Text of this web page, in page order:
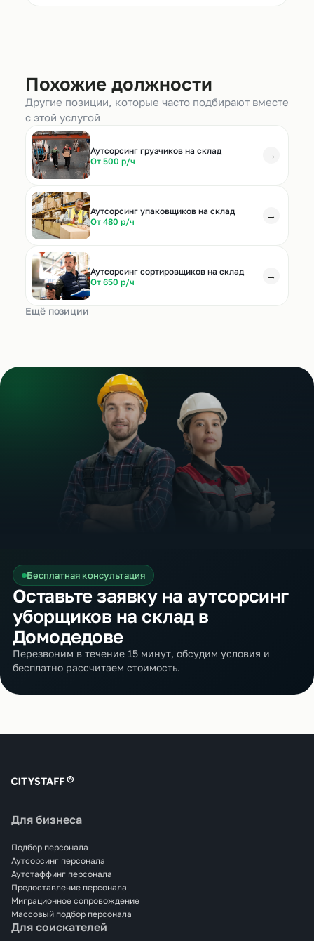
Похожие должности
Другие позиции, которые часто подбирают вместе
с этой услугой
Аутсорсинг грузчиков на склад
От 500 р/ч
→
Аутсорсинг упаковщиков на склад
От 480 р/ч
→
Аутсорсинг сортировщиков на склад
От 650 р/ч
→
Ещё позиции
Бесплатная консультация
Оставьте заявку на аутсорсинг
уборщиков на склад в
Домодедове
Перезвоним в течение 15 минут, обсудим условия и
бесплатно рассчитаем стоимость.
Для бизнеса
Подбор персонала
Аутсорсинг персонала
Аутстаффинг персонала
Предоставление персонала
Миграционное сопровождение
Массовый подбор персонала
Для соискателей